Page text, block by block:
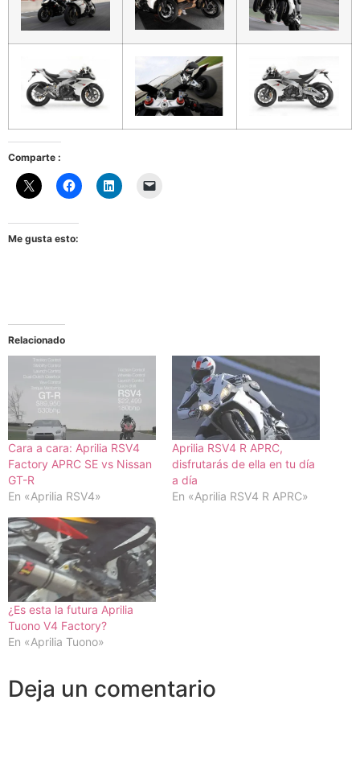
Comparte :
Me gusta esto:
Relacionado
Cara a cara: Aprilia RSV4
Factory APRC SE vs Nissan
GT-R
En «Aprilia RSV4»
Aprilia RSV4 R APRC,
disfrutarás de ella en tu día
a día
En «Aprilia RSV4 R APRC»
¿Es esta la futura Aprilia
Tuono V4 Factory?
En «Aprilia Tuono»
Deja un comentario